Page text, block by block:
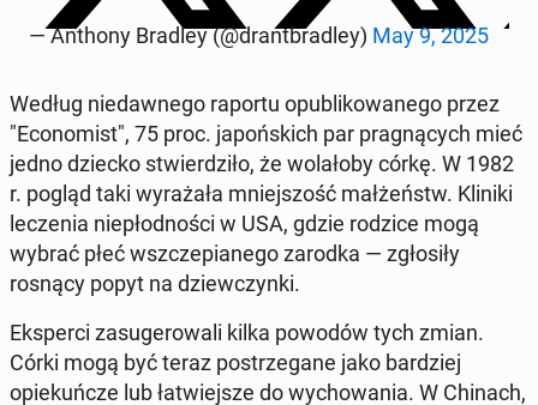
— Anthony Bradley (@drant­bradley) May 9, 2025
Według niedawnego raportu op­ub­likowanego przez
"Econ­o­mist", 75 proc. japońs­kich par prag­ną­cych mieć
jedno dziecko stwierdz­iło, że wolało­by córkę. W 1982
r. pogląd taki wyrażała mniejs­zość małżeństw. Kliniki
leczenia niepłod­noś­ci w USA, gdzie rodzice mogą
wybrać płeć wszczepi­anego zarodka — zgłosiły
rosnący popyt na dziew­czyn­ki.
Eksper­ci za­sug­erowali kilka powodów tych zmian.
Córki mogą być teraz postrze­gane jako bardziej
opiekuńcze lub łatwiejsze do wychowa­nia. W Chinach,